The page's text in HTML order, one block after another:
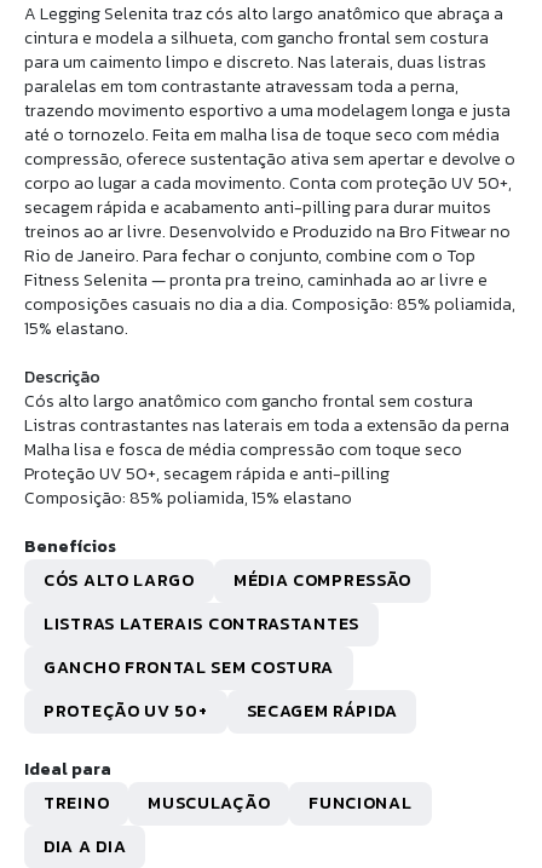
A Legging Selenita traz cós alto largo anatômico que abraça a
cintura e modela a silhueta, com gancho frontal sem costura
para um caimento limpo e discreto. Nas laterais, duas listras
paralelas em tom contrastante atravessam toda a perna,
trazendo movimento esportivo a uma modelagem longa e justa
até o tornozelo. Feita em malha lisa de toque seco com média
compressão, oferece sustentação ativa sem apertar e devolve o
corpo ao lugar a cada movimento. Conta com proteção UV 50+,
secagem rápida e acabamento anti-pilling para durar muitos
treinos ao ar livre. Desenvolvido e Produzido na Bro Fitwear no
Rio de Janeiro. Para fechar o conjunto, combine com o Top
Fitness Selenita — pronta pra treino, caminhada ao ar livre e
composições casuais no dia a dia. Composição: 85% poliamida,
15% elastano.
Descrição
Cós alto largo anatômico com gancho frontal sem costura
Listras contrastantes nas laterais em toda a extensão da perna
Malha lisa e fosca de média compressão com toque seco
Proteção UV 50+, secagem rápida e anti-pilling
Composição: 85% poliamida, 15% elastano
Benefícios
CÓS ALTO LARGO
MÉDIA COMPRESSÃO
LISTRAS LATERAIS CONTRASTANTES
GANCHO FRONTAL SEM COSTURA
PROTEÇÃO UV 50+
SECAGEM RÁPIDA
Ideal para
TREINO
MUSCULAÇÃO
FUNCIONAL
DIA A DIA